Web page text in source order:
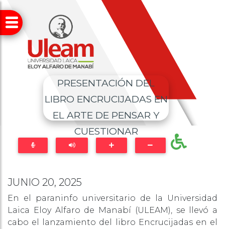
PRESENTACIÓN DEL
LIBRO ENCRUCIJADAS EN
EL ARTE DE PENSAR Y
CUESTIONAR
JUNIO 20, 2025
En el paraninfo universitario de la Universidad
Laica Eloy Alfaro de Manabí (ULEAM), se llevó a
cabo el lanzamiento del libro Encrucijadas en el